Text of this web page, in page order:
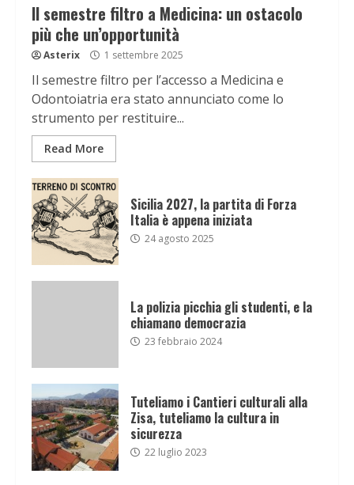
Il semestre filtro a Medicina: un ostacolo
più che un’opportunità
Asterix 1 settembre 2025
Il semestre filtro per l’accesso a Medicina e
Odontoiatria era stato annunciato come lo
strumento per restituire...
Read More
Sicilia 2027, la partita di Forza
Italia è appena iniziata
24 agosto 2025
La polizia picchia gli studenti, e la
chiamano democrazia
23 febbraio 2024
Tuteliamo i Cantieri culturali alla
Zisa, tuteliamo la cultura in
sicurezza
22 luglio 2023